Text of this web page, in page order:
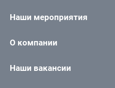
Наши мероприятия
О компании
Наши вакансии